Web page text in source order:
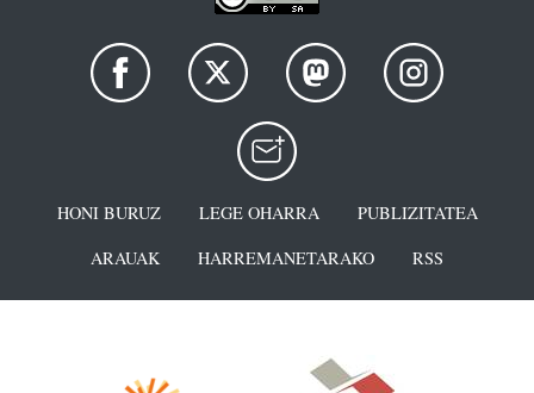
HONI BURUZ LEGE OHARRA
PUBLIZITATEA
ARAUAK
HARREMANETARAKO RSS